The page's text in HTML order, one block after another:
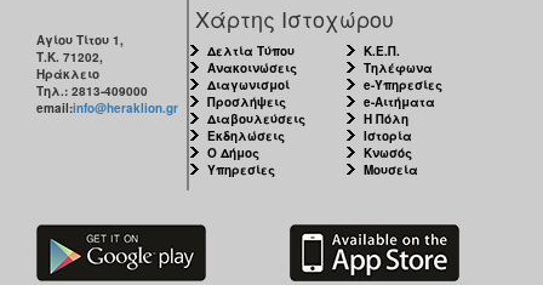
Αγίου Τίτου 1,
Τ.Κ. 71202,
Ηράκλειο
Τηλ.: 2813-409000
email:info@heraklion.gr
Χάρτης Ιστοχώρου
Δελτία Τύπου
Ανακοινώσεις
Διαγωνισμοί
Προσλήψεις
Διαβουλεύσεις
Εκδηλώσεις
Ο Δήμος
Υπηρεσίες
Κ.Ε.Π.
Τηλέφωνα
e-Υπηρεσίες
e-Αιτήματα
Η Πόλη
Ιστορία
Κνωσός
Μουσεία